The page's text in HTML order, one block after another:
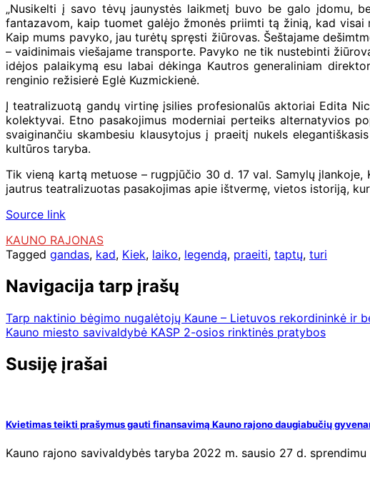
„Nusikelti į savo tėvų jaunystės laikmetį buvo be galo įdomu,
fantazavom, kaip tuomet galėjo žmonės priimti tą žinią, kad
Kaip mums pavyko, jau turėtų spręsti žiūrovas. Šeštajame
– vaidinimais viešajame transporte. Pavyko ne tik nustebinti
idėjos palaikymą esu labai dėkinga Kautros generaliniam
renginio režisierė Eglė Kuzmickienė.
Į teatralizuotą gandų virtinę įsilies profesionalūs aktoriai Edita
kolektyvai. Etno pasakojimus moderniai perteiks alternatyvios
svaiginančiu skambesiu klausytojus į praeitį nukels
kultūros taryba.
Tik vieną kartą metuose – rugpjūčio 30 d. 17 val. Samylų
jautrus teatralizuotas pasakojimas apie ištvermę, vietos istoriją,
Source link
KAUNO RAJONAS
Tagged gandas, kad, Kiek, laiko, legendą, praeiti, taptų, turi
Navigacija tarp įrašų
Tarp naktinio bėgimo nugalėtojų Kaune – Lietuvos rekordininkė ir
Kauno miesto savivaldybė KASP 2-osios rinktinės pratybos
Susiję įrašai
Kvietimas teikti prašymus gauti finansavimą Kauno rajono daugiabučių
Kauno rajono savivaldybės taryba 2022 m. sausio 27 d.